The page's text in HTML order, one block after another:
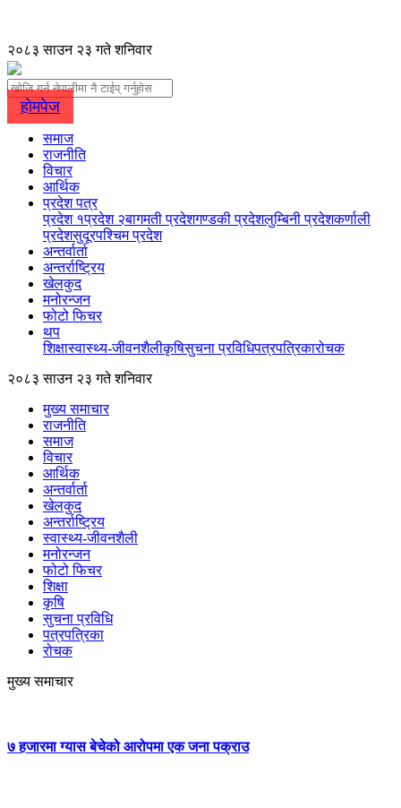
२०८३ साउन २३ गते शनिवार
होमपेज
समाज
राजनीति
विचार
आर्थिक
प्रदेश पत्र
प्रदेश १प्रदेश २बागमती प्रदेशगण्डकी प्रदेशलुम्बिनी प्रदेशकर्णाली
प्रदेशसुदूरपश्चिम प्रदेश
अन्तर्वार्ता
अन्तर्राष्ट्रिय
खेलकुद
मनोरन्जन
फोटो फिचर
थप
शिक्षास्वास्थ्य-जीवनशैलीकृषिसुचना प्रविधिपत्रपत्रिकारोचक
२०८३ साउन २३ गते शनिवार
मुख्य समाचार
राजनीति
समाज
विचार
आर्थिक
अन्तर्वार्ता
खेलकुद
अन्तर्राष्ट्रिय
स्वास्थ्य-जीवनशैली
मनोरन्जन
फोटो फिचर
शिक्षा
कृषि
सुचना प्रविधि
पत्रपत्रिका
रोचक
मुख्य समाचार
७ हजारमा ग्यास बेचेको आरोपमा एक जना पक्राउ